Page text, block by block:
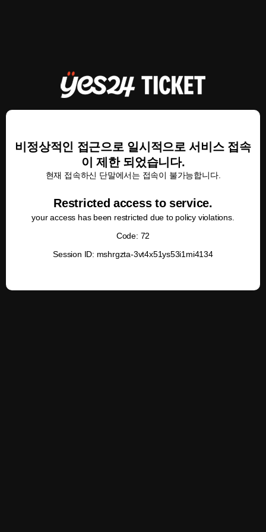
비정상적인 접근으로 일시적으로 서비스 접속
이 제한 되었습니다.
현재 접속하신 단말에서는 접속이 불가능합니다.
Restricted access to service.
your access has been restricted due to policy violations.
Code: 72
Session ID: mshrgzta-3vt4x51ys53i1mi4134